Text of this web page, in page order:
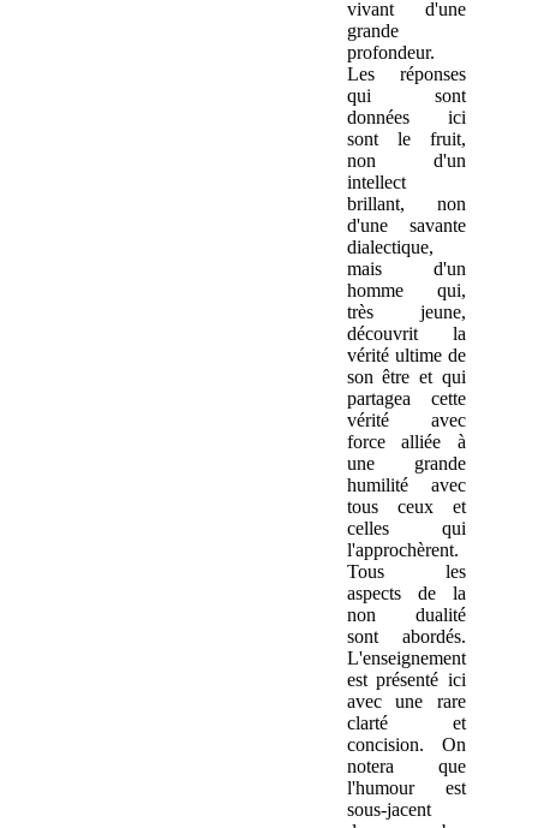
vivant d'une
grande
profondeur.
Les réponses
qui sont
données ici
sont le fruit,
non d'un
intellect
brillant, non
d'une savante
dialectique,
mais d'un
homme qui,
très jeune,
découvrit la
vérité ultime de
son être et qui
partagea cette
vérité avec
force alliée à
une grande
humilité avec
tous ceux et
celles qui
l'approchèrent.
Tous les
aspects de la
non dualité
sont abordés.
L'enseignement
est présenté ici
avec une rare
clarté et
concision. On
notera que
l'humour est
sous-jacent